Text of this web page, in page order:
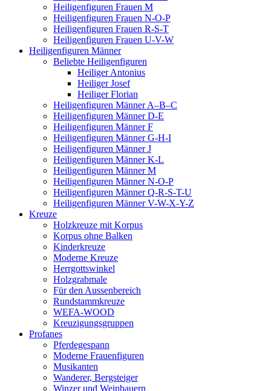
Heiligenfiguren Frauen M
Heiligenfiguren Frauen N-O-P
Heiligenfiguren Frauen R-S-T
Heiligenfiguren Frauen U-V-W
Heiligenfiguren Männer
Beliebte Heiligenfiguren
Heiliger Antonius
Heiliger Josef
Heiliger Florian
Heiligenfiguren Männer A–B–C
Heiligenfiguren Männer D-E
Heiligenfiguren Männer F
Heiligenfiguren Männer G-H-I
Heiligenfiguren Männer J
Heiligenfiguren Männer K-L
Heiligenfiguren Männer M
Heiligenfiguren Männer N-O-P
Heiligenfiguren Männer Q-R-S-T-U
Heiligenfiguren Männer V-W-X-Y-Z
Kreuze
Holzkreuze mit Korpus
Korpus ohne Balken
Kinderkreuze
Moderne Kreuze
Herrgottswinkel
Holzgrabmale
Für den Aussenbereich
Rundstammkreuze
WEFA-WOOD
Kreuzigungsgruppen
Profanes
Pferdegespann
Moderne Frauenfiguren
Musikanten
Wanderer, Bergsteiger
Winzer und Weinbauern